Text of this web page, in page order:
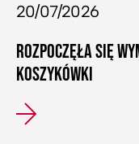
20/07/2026
ROZPOCZĘŁA SIĘ
KOSZYKÓWKI